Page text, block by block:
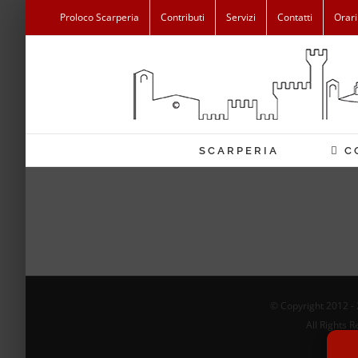
Proloco Scarperia Contributi Servizi Contatti
SCARPERIA
© Copyright 2012 -
All Rights